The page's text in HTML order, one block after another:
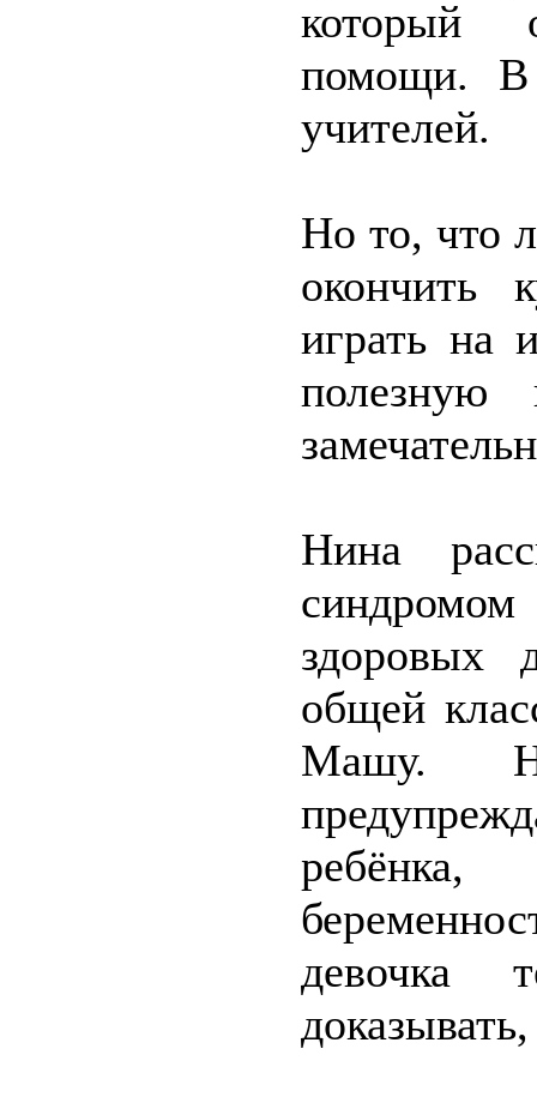
который
помощи. В
учителей.
Но то, что
окончить
играть на
полезную
Нина
здоровых
общей
Машу.
девочка